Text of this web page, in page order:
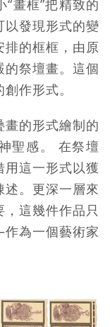
畫框”把精致的
以發現形式的變
排的框框，由原
祭壇畫。這個
作形式。
的形式繪制的
聖感。 在祭壇
用這一形式以獲
。更深一層來
這幾件作品只
為一個藝術家